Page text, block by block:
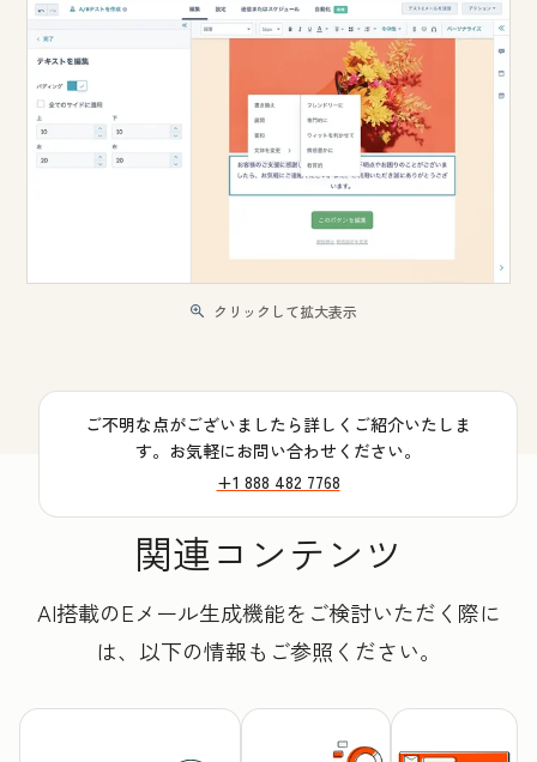
クリックして拡大表示
ご不明な点がございましたら詳しくご紹介いたしま
す。お気軽にお問い合わせください。
+1 888 482 7768
関連コンテンツ
AI搭載のEメール生成機能をご検討いただく際に
は、以下の情報もご参照ください。